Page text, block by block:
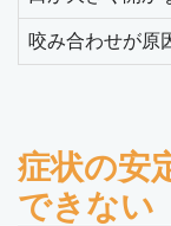
咬み合わせが原
症状の安
できない